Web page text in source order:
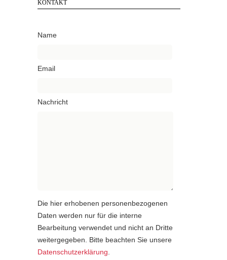
KONTAKT
Name
Email
Nachricht
Die hier erhobenen personenbezogenen
Daten werden nur für die interne
Bearbeitung verwendet und nicht an Dritte
weitergegeben. Bitte beachten Sie unsere
Datenschutzerklärung.